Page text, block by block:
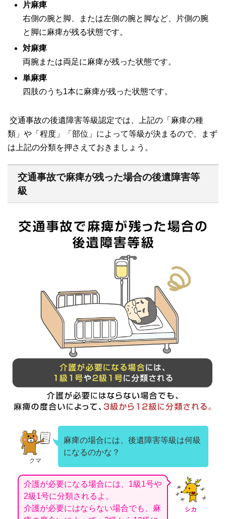
片麻痺
右側の腕と脚、または左側の腕と脚など、片側の腕
と脚に麻痺が残る状態です。
対麻痺
両腕または両足に麻痺が残った状態です。
単麻痺
四肢のうち1本に麻痺が残った状態です。
交通事故の後遺障害等級認定では、上記の「麻痺の種
類」や「程度」「部位」によって等級が決まるので、まず
は上記の分類を押さえておきましょう。
交通事故で麻痺が残った場合の後遺障害等
級
クマ
麻痺の場合には、後遺障害等級は何級
になるのかな？
シカ
介護が必要になる場合には、1級1号や
2級1号に分類されるよ。
介護が必要にはならない場合でも、麻